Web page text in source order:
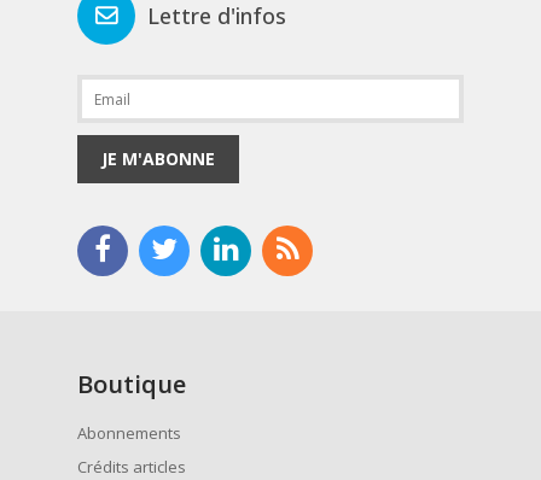
Lettre d'infos
JE M'ABONNE
Boutique
Abonnements
Crédits articles